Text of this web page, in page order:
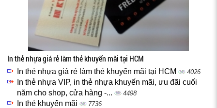
In thẻ nhựa giá rẻ làm thẻ khuyến mãi tại HCM
In thẻ nhựa giá rẻ làm thẻ khuyến mãi tại HCM 4026
In thẻ nhựa VIP, in thẻ nhựa khuyến mãi, ưu đãi cuối
năm cho shop, cửa hàng -...
4498
In thẻ khuyến mãi 7736